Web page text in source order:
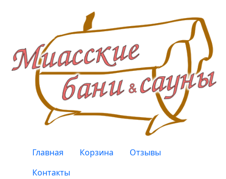
Верхнее меню
Главная Корзина
Отзывы
Контакты